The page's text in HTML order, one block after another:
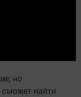
но
найти